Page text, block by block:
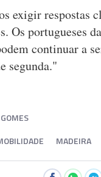
exigir respostas
Os portugueses
continuar a
segunda."
MADEIRA